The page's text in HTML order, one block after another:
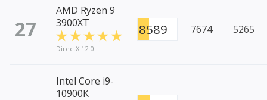
27
AMD Ryzen 9
3900XT
DirectX 12.0
8589 7674 5265
Intel Core i9-
10900K